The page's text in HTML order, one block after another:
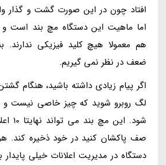
افتاد چون در این صورت گشت و گذار
اما ماهیت این دستگاه مچ بند است
هم معمولا هیچ کلید فیزیکی ندارند.
ضعف در نظر نمی گیریم.
اگر پیام زیادی داشته باشید، هنگام
لگ روبرو شوید که چیز خاصی
شود.
صف پاکشان کنید در خود ذخیره کند.
دستگاه در مدیریت اعلانات خیلی